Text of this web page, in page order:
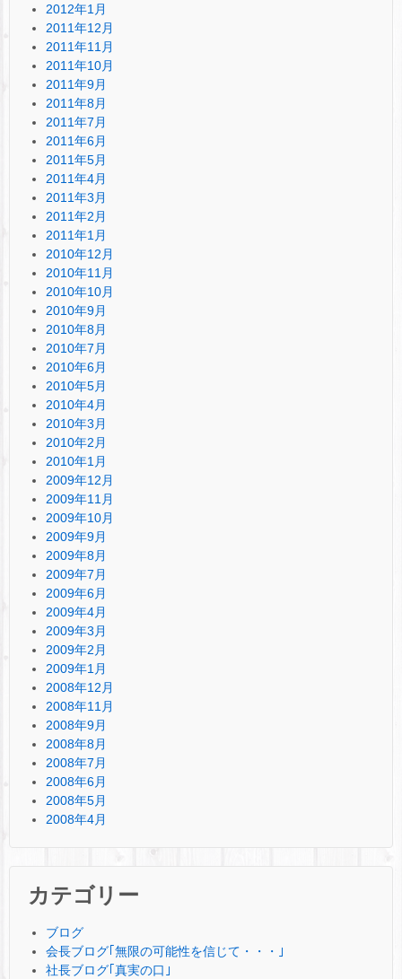
2012年1月
2011年12月
2011年11月
2011年10月
2011年9月
2011年8月
2011年7月
2011年6月
2011年5月
2011年4月
2011年3月
2011年2月
2011年1月
2010年12月
2010年11月
2010年10月
2010年9月
2010年8月
2010年7月
2010年6月
2010年5月
2010年4月
2010年3月
2010年2月
2010年1月
2009年12月
2009年11月
2009年10月
2009年9月
2009年8月
2009年7月
2009年6月
2009年4月
2009年3月
2009年2月
2009年1月
2008年12月
2008年11月
2008年9月
2008年8月
2008年7月
2008年6月
2008年5月
2008年4月
カテゴリー
ブログ
会長ブログ｢無限の可能性を信じて・・・｣
社長ブログ｢真実の口｣